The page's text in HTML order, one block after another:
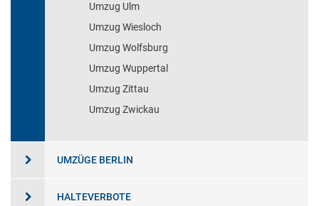
Umzug Ulm
Umzug Wiesloch
Umzug Wolfsburg
Umzug Wuppertal
Umzug Zittau
Umzug Zwickau
UMZÜGE BERLIN
HALTEVERBOTE